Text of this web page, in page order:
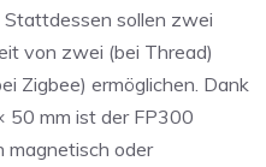
sollen zwei
von zwei (bei Thread)
Zigbee) ermöglichen. Dank
50 mm ist der FP300
magnetisch oder